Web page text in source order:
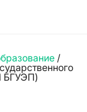
/
БГУЭП)